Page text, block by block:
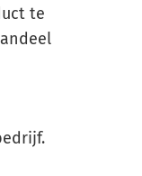
te